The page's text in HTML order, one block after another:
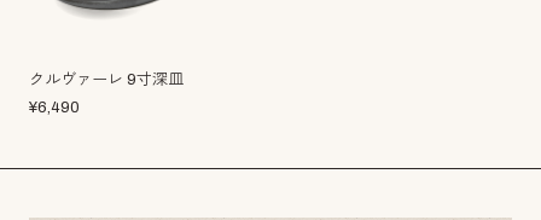
クルヴァーレ 9寸深皿
¥6,490